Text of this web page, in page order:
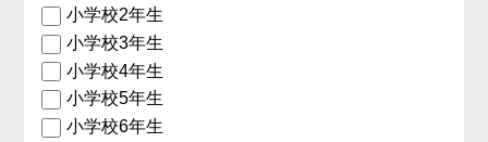
小学校2年生
小学校3年生
小学校4年生
小学校5年生
小学校6年生